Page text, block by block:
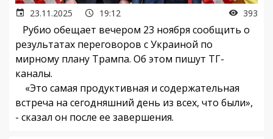
23.11.2025 19:12 393
Рубио обещает вечером 23 ноября сообщить о
результатах переговоров с Украиной по
мирному плану Трампа. Об этом пишут ТГ-
каналы.
«Это самая продуктивная и содержательная
встреча на сегодняшний день из всех, что были»,
- сказал он после ее завершения.